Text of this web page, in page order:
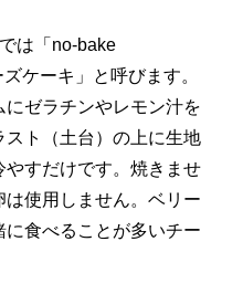
は「no-bake
ケーキ」と呼びます。
ゼラチンやレモン汁を
ト（土台）の上に生地
やすだけです。焼きませ
使用しません。ベリー
食べることが多いチー